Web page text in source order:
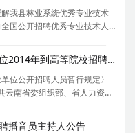
我县林业系统优秀专业技术
国公开招聘优秀专业技术人
具有中华人民共和国国籍，
产党
云南省保山市畜牧兽医局直属事业单位2014年到高等院校招聘专业技
位公开招聘人员暂行规定〉
南省委组织部、省人力资源
招聘工作重点环节的通知》
律检查委
播音员主持人公告